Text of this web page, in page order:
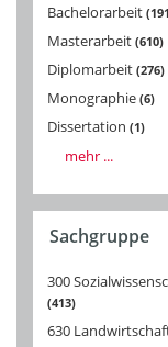
Bachelorarbeit
Masterarbeit 610
Diplomarbeit 276
Monographie 6
Dissertation 1
mehr ...
Sachgruppe
300
413
630